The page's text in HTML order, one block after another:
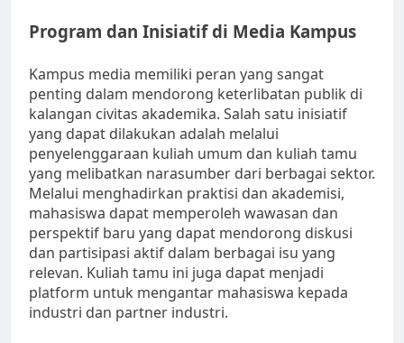
Program dan Inisiatif di Media Kampus
Kampus media memiliki peran yang sangat
penting dalam mendorong keterlibatan publik di
kalangan civitas akademika. Salah satu inisiatif
yang dapat dilakukan adalah melalui
penyelenggaraan kuliah umum dan kuliah tamu
yang melibatkan narasumber dari berbagai sektor.
Melalui menghadirkan praktisi dan akademisi,
mahasiswa dapat memperoleh wawasan dan
perspektif baru yang dapat mendorong diskusi
dan partisipasi aktif dalam berbagai isu yang
relevan. Kuliah tamu ini juga dapat menjadi
platform untuk mengantar mahasiswa kepada
industri dan partner industri.